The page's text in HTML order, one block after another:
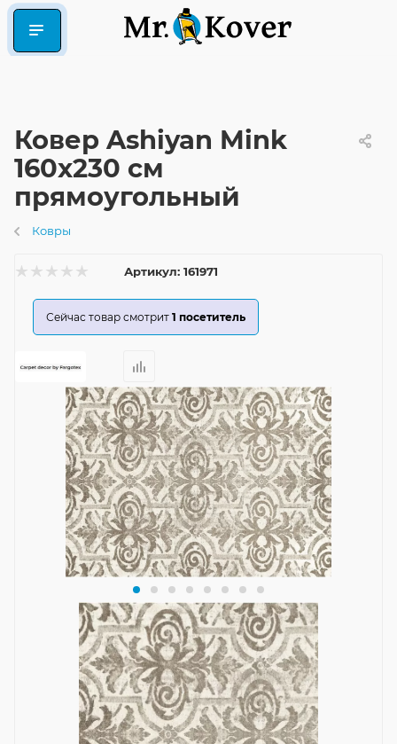
Ковер Ashiyan Mink
160x230 см
прямоугольный
Ковры
Артикул: 161971
Сейчас товар смотрит 1 посетитель